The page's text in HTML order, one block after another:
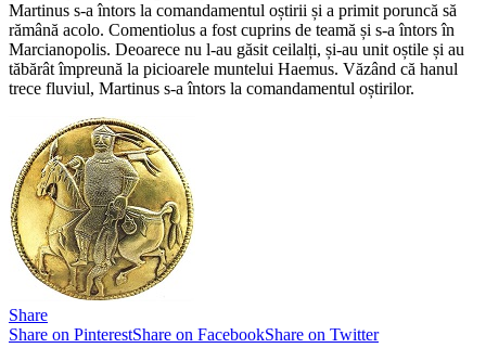
Martinus s-a întors la comandamentul oștirii și a primit poruncă să
rămână acolo. Comentiolus a fost cuprins de teamă și s-a întors în
Marcianopolis. Deoarece nu l-au găsit ceilalți, și-au unit oștile și au
tăbărât împreună la picioarele muntelui Haemus. Văzând că hanul
trece fluviul, Martinus s-a întors la comandamentul oștirilor.
Share
Share on PinterestShare on FacebookShare on Twitter